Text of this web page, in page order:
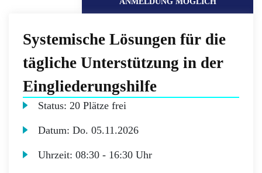
Systemische Lösungen für die
tägliche Unterstützung in der
Eingliederungshilfe
Status:20 Plätze frei
Datum:Do. 05.11.2026
Uhrzeit:08:30 - 16:30 Uhr